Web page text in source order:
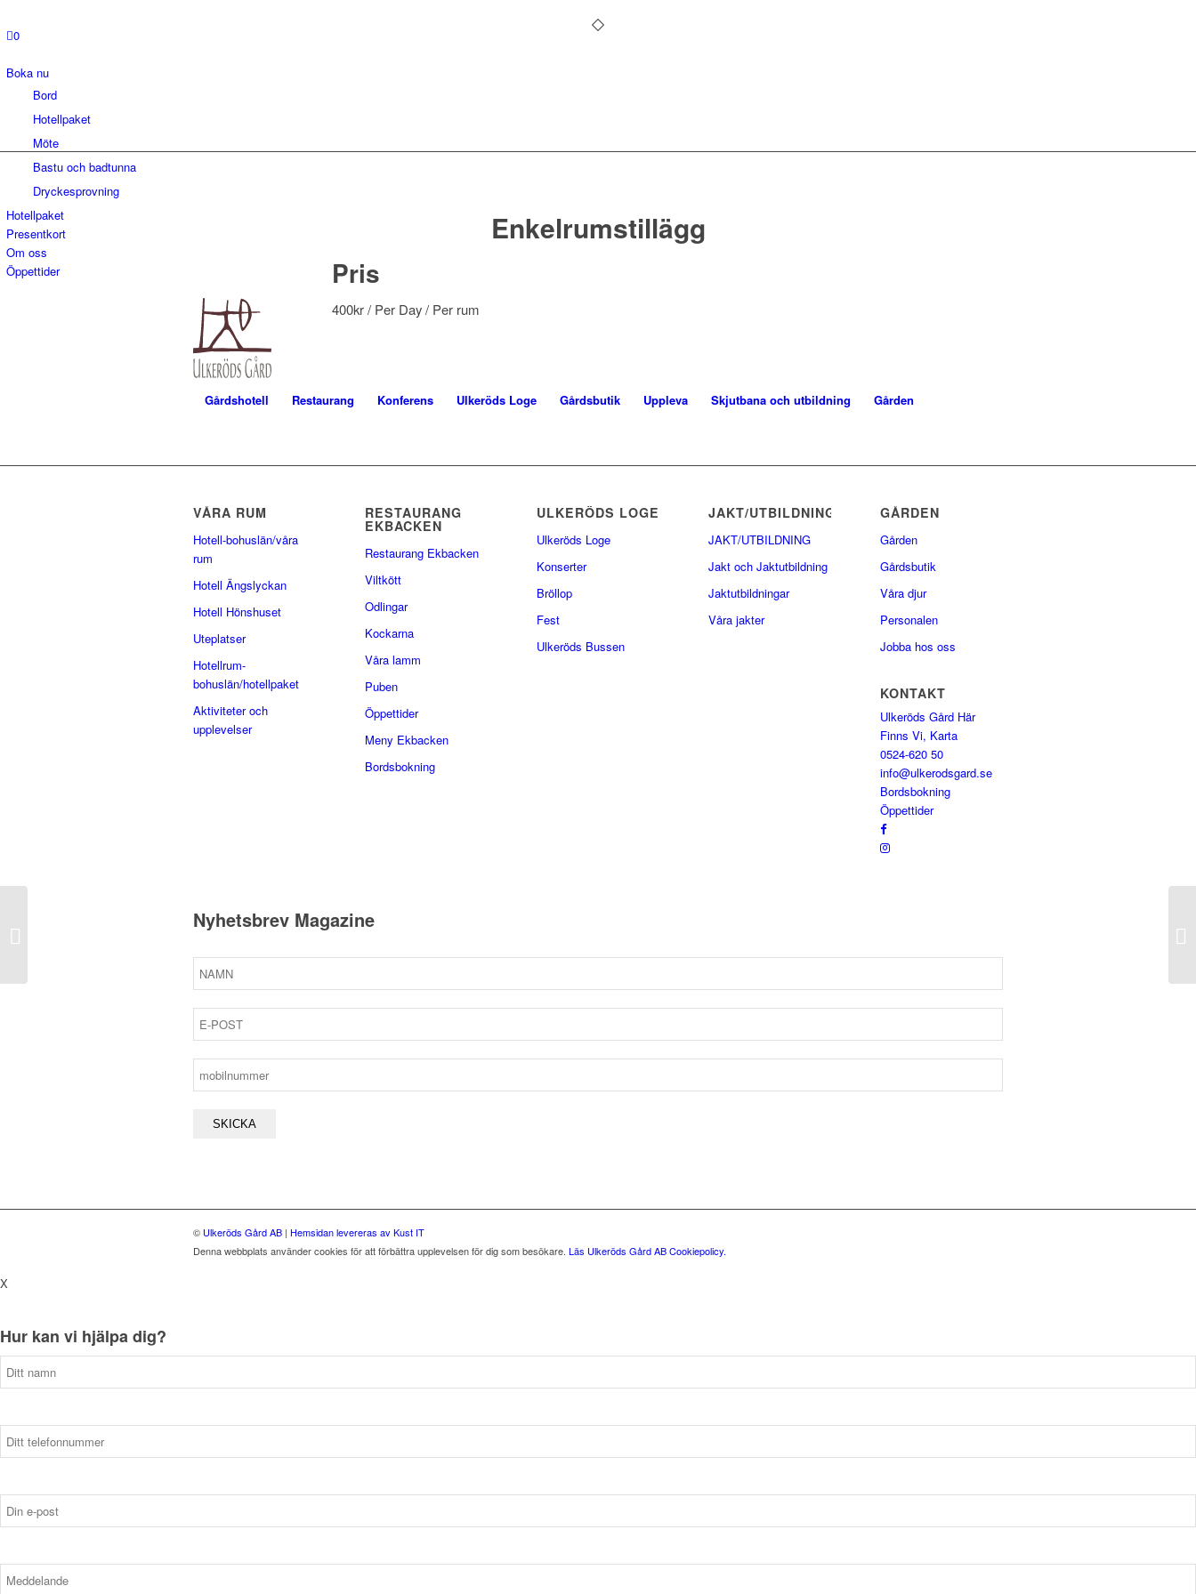
0
Boka nu
Bord
Hotellpaket
Möte
Bastu och badtunna
Dryckesprovning
Hotellpaket
Presentkort
Om oss
Öppettider
Gårdshotell Restaurang Konferens Ulkeröds Loge Gårdsbutik Uppleva Skjutbana och utbildning Gården
Enkelrumstillägg
Pris
400kr/ Per Day/ Per rum
VÅRA RUM
Hotell-bohuslän/våra
rum
Hotell Ängslyckan
Hotell Hönshuset
Uteplatser
Hotellrum-
bohuslän/hotellpaket
Aktiviteter och
upplevelser
RESTAURANG
EKBACKEN
Restaurang Ekbacken
Viltkött
Odlingar
Kockarna
Våra lamm
Puben
Öppettider
Meny Ekbacken
Bordsbokning
ULKERÖDS LOGE
Ulkeröds Loge
Konserter
Bröllop
Fest
Ulkeröds Bussen
JAKT/UTBILDNING
JAKT/UTBILDNING
Jakt och Jaktutbildning
Jaktutbildningar
Våra jakter
GÅRDEN
Gården
Gårdsbutik
Våra djur
Personalen
Jobba hos oss
KONTAKT
Ulkeröds Gård Här
Finns Vi, Karta
0524-620 50
info@ulkerodsgard.se
Bordsbokning
Öppettider
Nyhetsbrev Magazine
© Ulkeröds Gård AB | Hemsidan levereras av Kust IT
Denna webbplats använder cookies för att förbättra upplevelsen för dig som besökare. Läs Ulkeröds Gård AB Cookiepolicy.
X
Hur kan vi hjälpa dig?